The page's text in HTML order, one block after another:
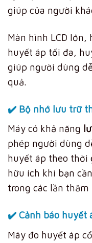
giúp của người
Màn hình LCD lớn,
huyết áp tối đa,
giúp người dùng
quả.
✔️ Bộ nhớ lưu trữ
Máy có khả năng
phép người dùng
huyết áp theo thời
hữu ích khi bạn
trong các lần thăm
✔️ Cảnh báo huyết
Máy đo huyết áp